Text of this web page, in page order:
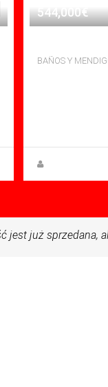
544,000€
jest już sprzedana,